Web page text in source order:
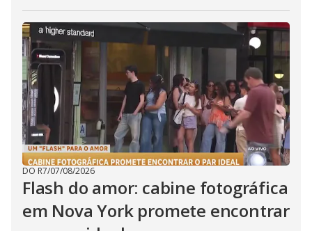
DO R7/07/08/2026
Flash do amor: cabine fotográfica
em Nova York promete encontrar